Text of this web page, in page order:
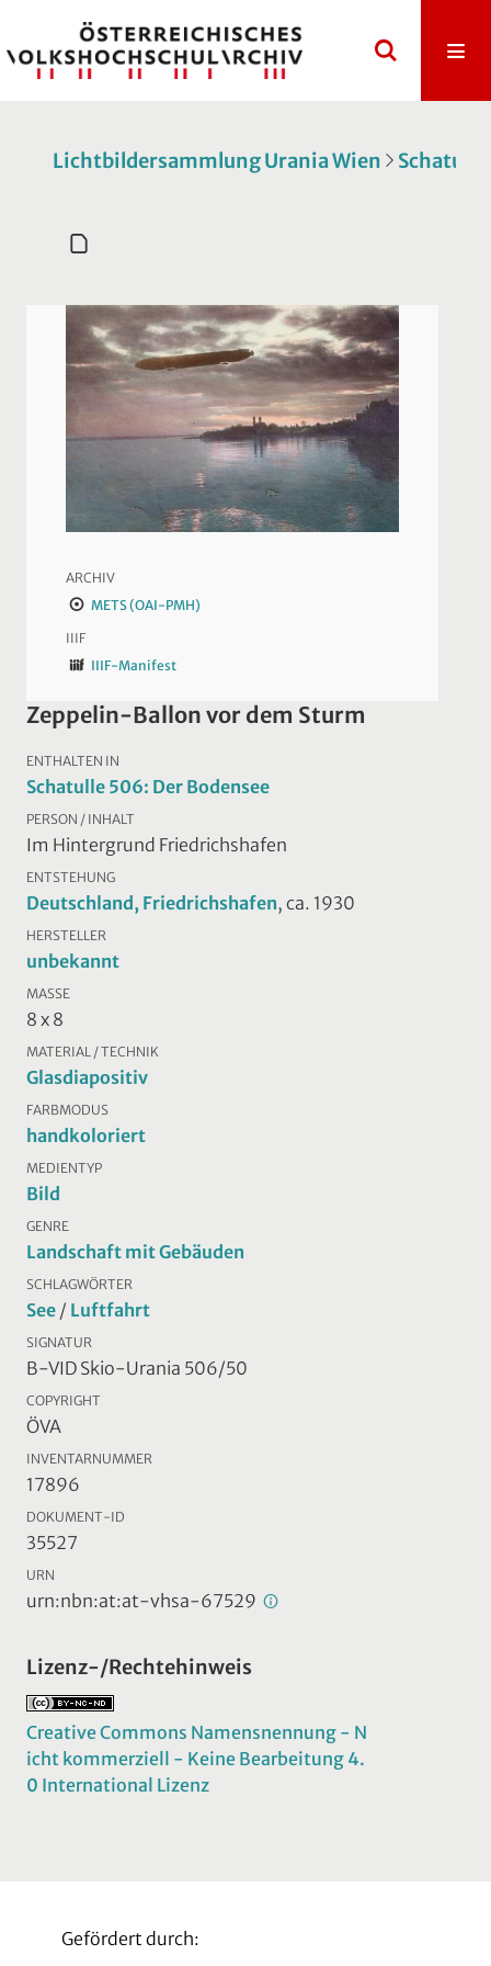
Lichtbildersammlung Urania Wien Schatulle
ARCHIV
METS (OAI-PMH)
IIIF
IIIF-Manifest
Zeppelin-Ballon vor dem Sturm
ENTHALTEN IN
Schatulle 506: Der Bodensee
PERSON / INHALT
Im Hintergrund Friedrichshafen
ENTSTEHUNG
Deutschland, Friedrichshafen, ca. 1930
HERSTELLER
unbekannt
MASSE
8 x 8
MATERIAL / TECHNIK
Glasdiapositiv
FARBMODUS
handkoloriert
MEDIENTYP
Bild
GENRE
Landschaft mit Gebäuden
SCHLAGWÖRTER
See / Luftfahrt
SIGNATUR
B-VID Skio-Urania 506/50
COPYRIGHT
ÖVA
INVENTARNUMMER
17896
DOKUMENT-ID
35527
URN
urn:nbn:at:at-vhsa-67529
Lizenz-/Rechtehinweis
Creative Commons Namensnennung - N
icht kommerziell - Keine Bearbeitung 4.
0 International Lizenz
Gefördert durch: